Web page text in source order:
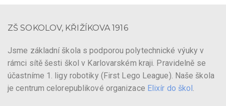
ZŠ SOKOLOV, KŘIŽÍKOVA 1916
Jsme základní škola s podporou polytechnické výuky v
rámci sítě šesti škol v Karlovarském kraji. Pravidelně se
účastníme 1. ligy robotiky (First Lego League). Naše škola
je centrum celorepublikové organizace Elixír do škol .